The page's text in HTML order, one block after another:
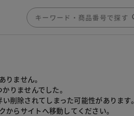
りません。
りませんでした。
削除されてしまった可能性があります。
らサイトへ移動してください。